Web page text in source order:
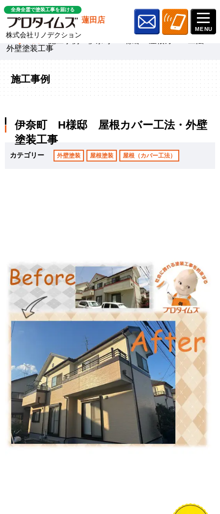
全身全霊で塗装工事を届ける
蓮田店
株式会社リノデクション
ホーム » 施工事例
外壁塗装工事
施工事例
伊奈町 H様邸 屋根カバー工法・外壁
塗装工事
カテゴリー 外壁塗装 屋根塗装 屋根（カバー工法）